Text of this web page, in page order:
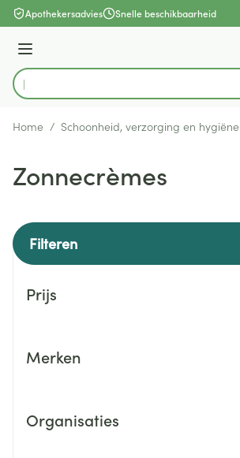
Ga naar de inhoud
Apothekersadvies Snelle beschikbaarheid
Menu
Product, merk, categorie...
Home / Schoonheid, verzorging en hygiëne
Zonnecrèmes
Filteren
Prijs
Merken
Organisaties